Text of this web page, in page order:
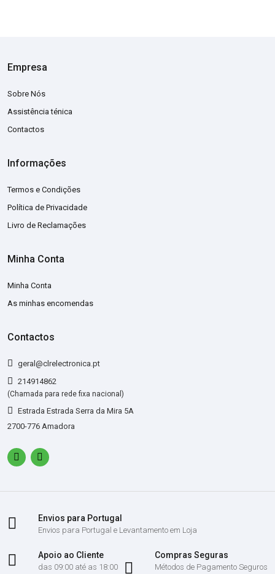
Empresa
Sobre Nós
Assistência ténica
Contactos
Informações
Termos e Condições
Política de Privacidade
Livro de Reclamações
Minha Conta
Minha Conta
As minhas encomendas
Contactos
geral@clrelectronica.pt
214914862
(Chamada para rede fixa nacional)
Estrada Estrada Serra da Mira 5A
2700-776 Amadora
Envios para Portugal
Envios para Portugal e Levantamento em Loja
Apoio ao Cliente
das 09:00 até as 18:00
Compras Seguras
Métodos de Pagamento Seguros